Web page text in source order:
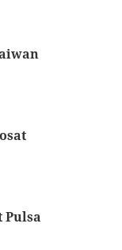
Pulsa